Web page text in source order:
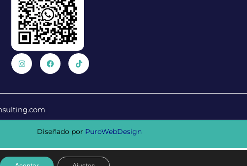
Diseñado por PuroWebDesign